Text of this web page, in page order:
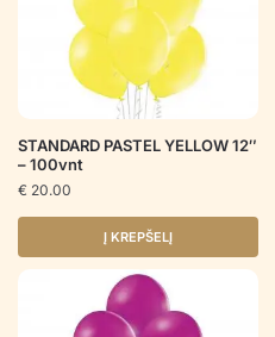
STANDARD PASTEL YELLOW 12″
– 100vnt
€ 20.00
Į KREPŠELĮ